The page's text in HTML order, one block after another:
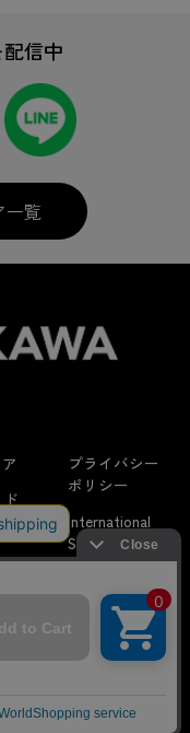
信中
一覧
ド
プライバシー
ポリシー
International
Shipping
リクエスト
ンツの最適な提供、ト
用しています。
用に同意したことも